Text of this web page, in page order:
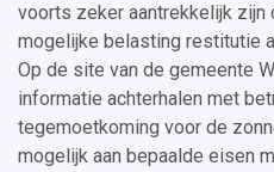
voorts zeker aantrekkelijk zijn
mogelijke belasting restitutie
Op de site van de gemeente
informatie achterhalen met
tegemoetkoming voor de
mogelijk aan bepaalde eisen